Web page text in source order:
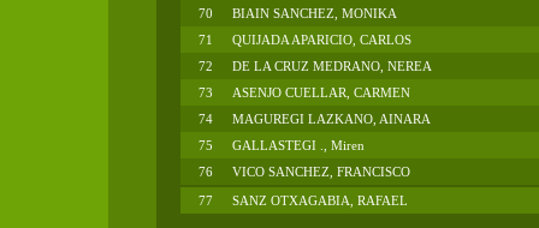
70
BIAIN SANCHEZ, MONIKA
71
QUIJADA APARICIO, CARLOS
72
DE LA CRUZ MEDRANO, NEREA
73
ASENJO CUELLAR, CARMEN
74
MAGUREGI LAZKANO, AINARA
75
GALLASTEGI ., Miren
76
VICO SANCHEZ, FRANCISCO
77
SANZ OTXAGABIA, RAFAEL